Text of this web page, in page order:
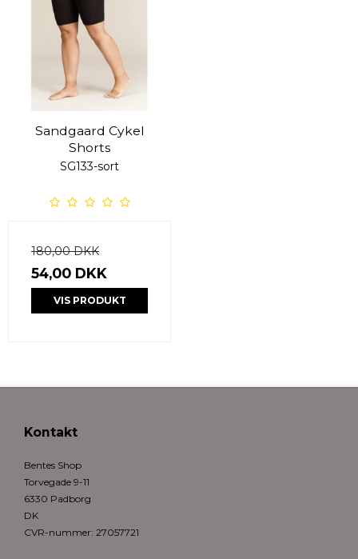
Sandgaard Cykel
Shorts
SG133-sort
180,00 DKK
54,00 DKK
VIS PRODUKT
Kontakt
Bentes Shop
Torvegade 9-11
6330 Padborg
DK
CVR-nummer: 27057721